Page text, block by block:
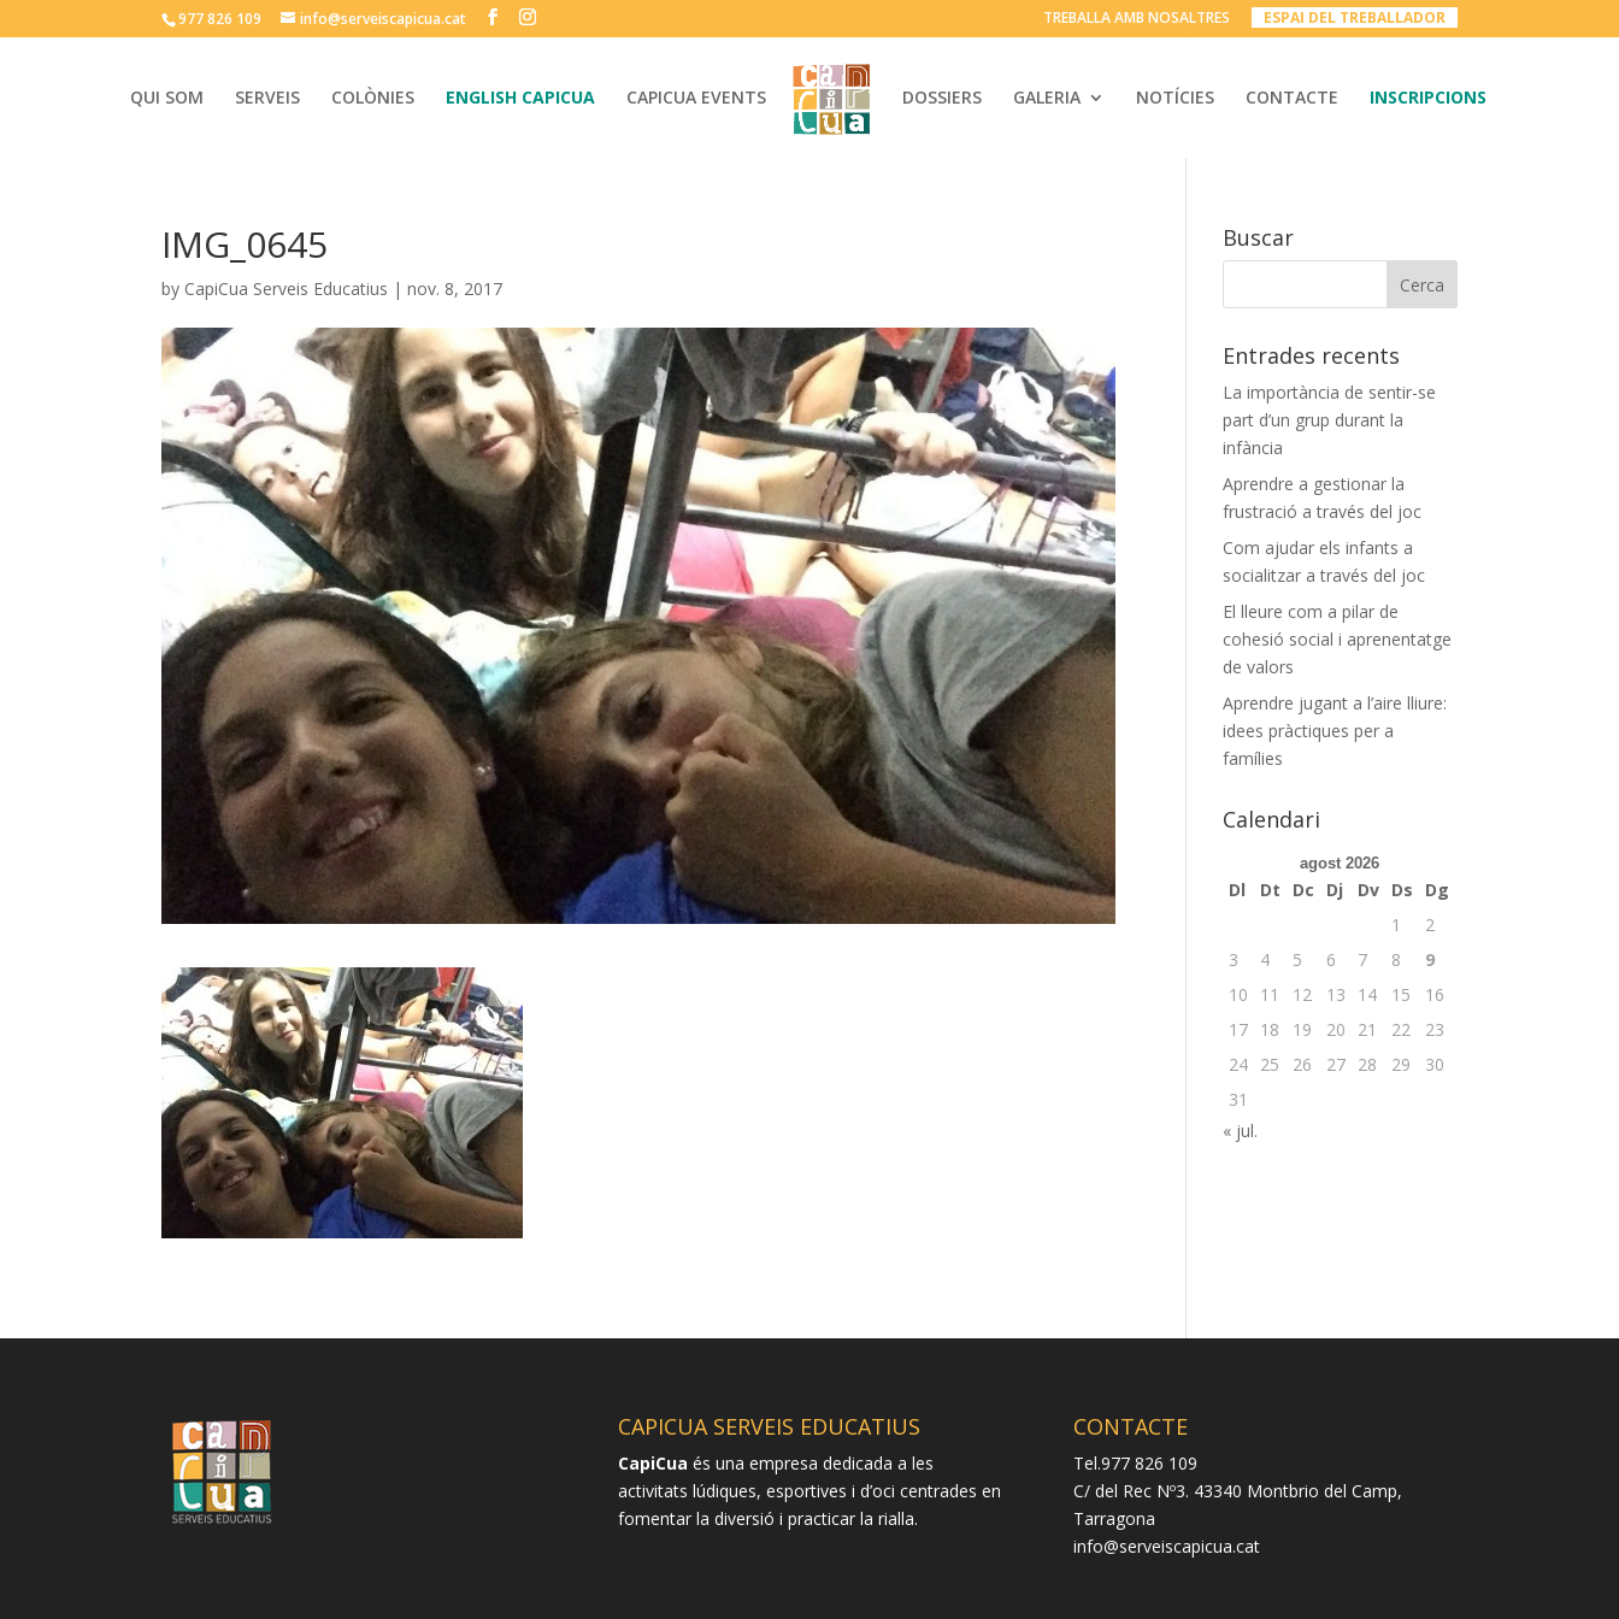
977 826 109 info@serveiscapicua.cat TREBALLA AMB NOSALTRES ESPAI DEL TREBALLADOR__
QUI SOM SERVEIS COLÒNIES ENGLISH CAPICUA CAPICUA EVENTS DOSSIERS GALERIA NOTÍCIES CONTACTE INSCRIPCIONS
IMG_0645
by CapiCua Serveis Educatius |nov. 8, 2017
Buscar
Entrades recents
La importància de sentir-se
part d’un grup durant la
infància
Aprendre a gestionar la
frustració a través del joc
Com ajudar els infants a
socialitzar a través del joc
El lleure com a pilar de
cohesió social i aprenentatge
de valors
Aprendre jugant a l’aire lliure:
idees pràctiques per a
famílies
Calendari
agost 2026
Dl Dt Dc Dj Dv Ds
Dg
1
2
3
4 5 6 7 8
9
10
11 12 13 14 15
16
17 18 19 20 21 22
23
24 25 26 27 28 29
30
31
« jul.
CAPICUA SERVEIS EDUCATIUS
CapiCua és una empresa dedicada a les
activitats lúdiques, esportives i d’oci centrades en
fomentar la diversió i practicar la rialla.
CONTACTE
Tel.977 826 109
C/ del Rec Nº3. 43340 Montbrio del Camp,
Tarragona
info@serveiscapicua.cat